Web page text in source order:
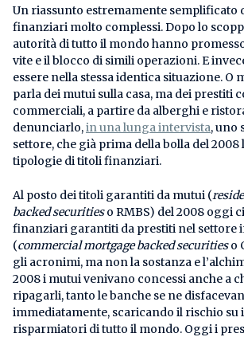
Un riassunto estremamente semplificato
finanziari molto complessi. Dopo lo
autorità di tutto il mondo hanno
vite e il blocco di simili operazioni. E
essere nella stessa identica situazione. O
parla dei mutui sulla casa, ma dei prestiti
commerciali, a partire da alberghi e
denunciarlo,in una lunga intervista, uno
settore, che già prima della bolla del 2008
tipologie di titoli finanziari.
Al posto dei titoli garantiti da mutui (
backed securitieso RMBS) del 2008 oggi
finanziari garantiti da prestiti nel settore
(commercial mortgage backed securitieso
gli acronimi, ma non la sostanza e
2008 i mutui venivano concessi anche a
ripagarli, tanto le banche se ne
immediatamente, scaricando il rischio su
risparmiatori di tutto il mondo. Oggi i